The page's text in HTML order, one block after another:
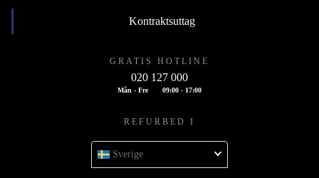
Kontraktsuttag
GRATIS HOTLINE
020 127 000
Mån - Fre 09:00 - 17:00
REFURBED I
Sverige